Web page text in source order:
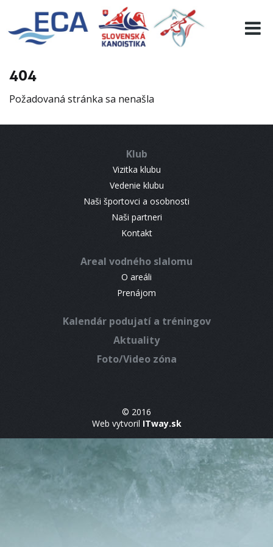
404
Požadovaná stránka sa nenašla
Klub
Vizitka klubu
Vedenie klubu
Naši športovci a osobnosti
Naši partneri
Kontakt
Areal vodného slalomu
O areáli
Prenájom
Kalendár podujatí a tréningov
Aktuality
Foto/Video zóna
© 2016
Web vytvoril ITway.sk
EURO 19
INFO
RESULTS
CONTACT